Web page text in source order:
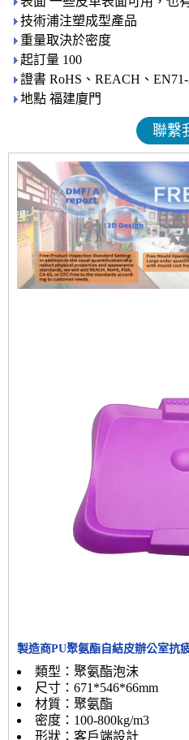
技術浦注塑成型產品
重量取決於密度
起訂量 100
證書 RoHS、REACH、
地點 福建廈門
聯繫
製造商PU聚氨酯自結皮辦公室抗
類型：聚氨酯泡沫
尺寸：671*546*66mm
材質：聚氨酯
密度：100-800kg/m3
形狀：客戶端設計